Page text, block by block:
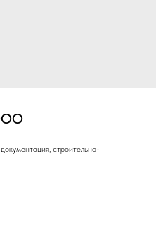
строительно-